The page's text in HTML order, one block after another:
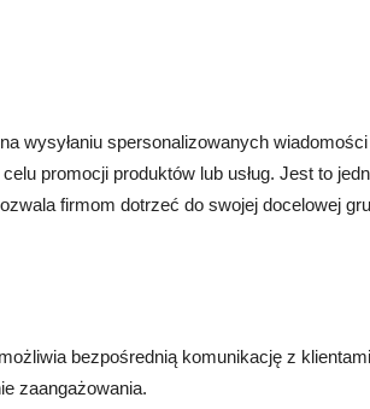
wysyłaniu spersonalizowanych wiadomości
promocji produktów lub usług. Jest to
firmom dotrzeć do swojej docelowej
bezpośrednią komunikację z
zaangażowania.